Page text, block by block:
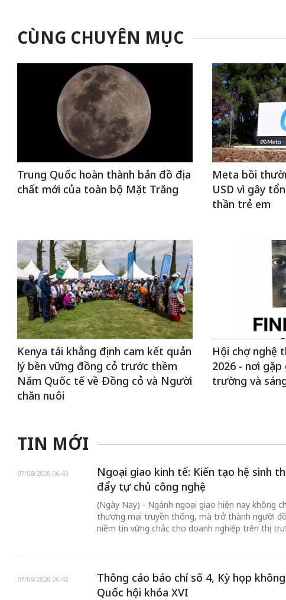
CÙNG CHUYÊN MỤC
Trung Quốc hoàn thành bản đồ địa
chất mới của toàn bộ Mặt Trăng
Meta bồi
USD vì gây
thần trẻ em
Kenya tái khẳng định cam kết quản
lý bền vững đồng cỏ trước thềm
Năm Quốc tế về Đồng cỏ và Người
chăn nuôi
Hội chợ nghệ
2026 - nơi
trường và
TIN MỚI
Ngoại giao kinh tế: Kiến tạo hệ sinh
đẩy tự chủ công nghệ
07/08/2026 06:43
(Ngày Nay) - Ngành ngoại giao hiện nay không
thương mại truyền thống, mà trở thành người
niềm tin vững chắc cho doanh nghiệp trên thị
Thông cáo báo chí số 4, Kỳ họp
Quốc hội khóa XVI
07/08/2026 06:43